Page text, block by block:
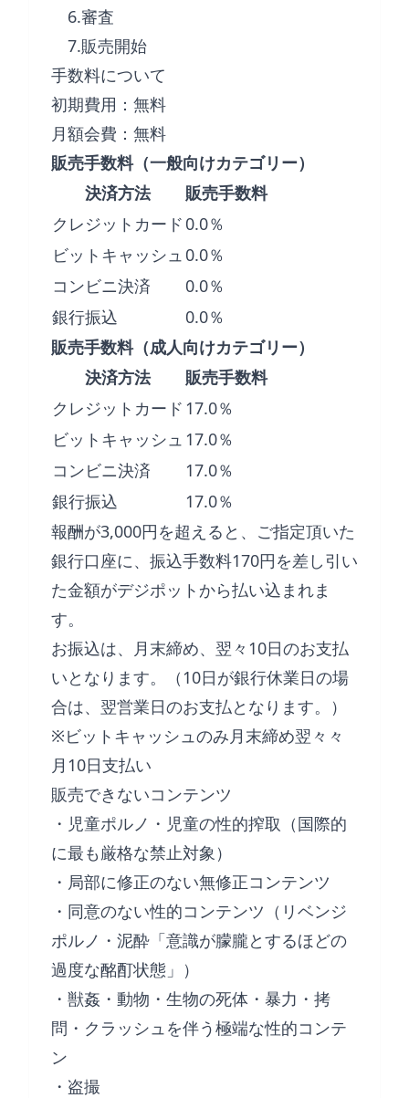
6.審査
7.販売開始
手数料について
初期費用：無料
月額会費：無料
販売手数料（一般向けカテゴリー）
決済方法
販売手数料
クレジットカード 0.0％
ビットキャッシュ 0.0％
コンビニ決済
0.0％
銀行振込
0.0％
販売手数料（成人向けカテゴリー）
決済方法
販売手数料
クレジットカード 17.0％
ビットキャッシュ 17.0％
コンビニ決済
17.0％
銀行振込
17.0％
報酬が3,000円を超えると、ご指定頂いた
銀行口座に、振込手数料170円を差し引い
た金額がデジポットから払い込まれま
す。
お振込は、月末締め、翌々10日のお支払
いとなります。（10日が銀行休業日の場
合は、翌営業日のお支払となります。）
※ビットキャッシュのみ月末締め翌々々
月10日支払い
販売できないコンテンツ
・児童ポルノ・児童の性的搾取（国際的
に最も厳格な禁止対象）
・局部に修正のない無修正コンテンツ
・同意のない性的コンテンツ（リベンジ
ポルノ・泥酔「意識が朦朧とするほどの
過度な酩酊状態」）
・獣姦・動物・生物の死体・暴力・拷
問・クラッシュを伴う極端な性的コンテ
ン
・盗撮